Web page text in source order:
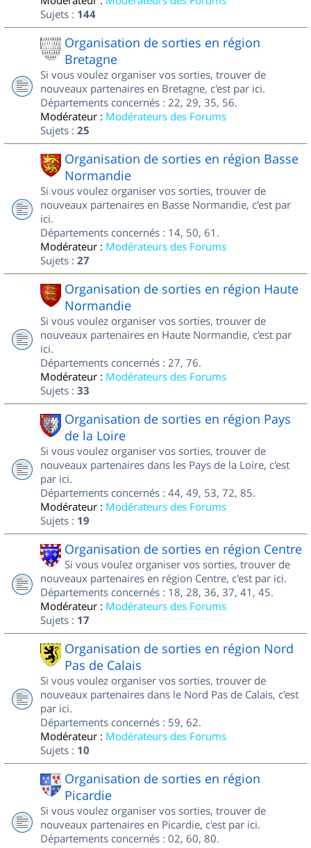
Sujets : 144
Organisation de sorties en région
Bretagne
Si vous voulez organiser vos sorties, trouver de
nouveaux partenaires en Bretagne, c'est par ici.
Départements concernés : 22, 29, 35, 56.
Modérateur : Modérateurs des Forums
Sujets : 25
Organisation de sorties en région Basse
Normandie
Si vous voulez organiser vos sorties, trouver de
nouveaux partenaires en Basse Normandie, c'est par
ici.
Départements concernés : 14, 50, 61.
Modérateur : Modérateurs des Forums
Sujets : 27
Organisation de sorties en région Haute
Normandie
Si vous voulez organiser vos sorties, trouver de
nouveaux partenaires en Haute Normandie, c'est par
ici.
Départements concernés : 27, 76.
Modérateur : Modérateurs des Forums
Sujets : 33
Organisation de sorties en région Pays
de la Loire
Si vous voulez organiser vos sorties, trouver de
nouveaux partenaires dans les Pays de la Loire, c'est
par ici.
Départements concernés : 44, 49, 53, 72, 85.
Modérateur : Modérateurs des Forums
Sujets : 19
Organisation de sorties en région Centre
Si vous voulez organiser vos sorties, trouver de
nouveaux partenaires en région Centre, c'est par ici.
Départements concernés : 18, 28, 36, 37, 41, 45.
Modérateur : Modérateurs des Forums
Sujets : 17
Organisation de sorties en région Nord
Pas de Calais
Si vous voulez organiser vos sorties, trouver de
nouveaux partenaires dans le Nord Pas de Calais, c'est
par ici.
Départements concernés : 59, 62.
Modérateur : Modérateurs des Forums
Sujets : 10
Organisation de sorties en région
Picardie
Si vous voulez organiser vos sorties, trouver de
nouveaux partenaires en Picardie, c'est par ici.
Départements concernés : 02, 60, 80.